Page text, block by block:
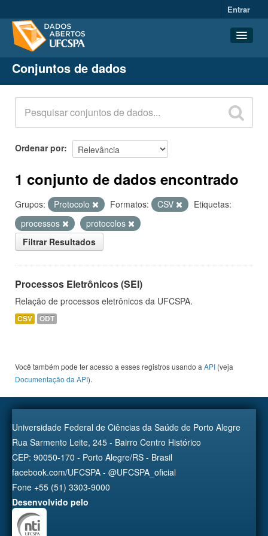
Entrar
Conjuntos de dados
Organizações
Grupos
Sobre
Conjuntos de dados
Ordenar por
1 conjunto de dados encontrado
Grupos: Protocolo Formatos: CSV
Etiquetas:
processos
protocolos
Filtrar Resultados
Processos Eletrônicos (SEI)
Relação de processos eletrônicos da UFCSPA.
CSV ODT
Você também pode ter acesso a esses registros usando a API (veja
Documentação da API).
Universidade Federal de Ciências da Saúde de Porto Alegre
Rua Sarmento Leite, 245 - Bairro Centro Histórico
CEP: 90050-170 - Porto Alegre/RS - Brasil
facebook.com/UFCSPA - @UFCSPA_oficial
Fone +55 (51) 3303-9000
Desenvolvido pelo